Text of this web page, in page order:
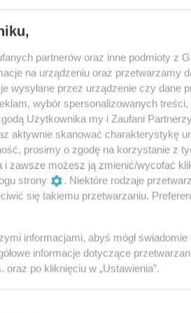
dla studentów
mogą zgłaszać się do udziału w
w Ostrowcu
ogólnopolskich projektów
Instytut Badań i Analiz
Autyzmu w
od 45 lat
Wychowawczy Centrum
Rozwojowych w Niemienicach
wraz z pracownikami ośrodka
docenieni
partnerów oraz inne podmioty z
na urządzeniu oraz przetwarzamy
wysyłane przez urządzenie czy dane
wybór spersonalizowanych
Użytkownika my i Zaufani
aktywnie skanować charakterystykę
prosimy o zgodę na korzystanie z
i zawsze możesz ją zmienić/wycofać
strony
. Niektóre rodzaje
się takiemu przetwarzaniu.
informacjami, abyś mógł
informacje dotyczące
. oraz po kliknięciu w „Ustawienia”.